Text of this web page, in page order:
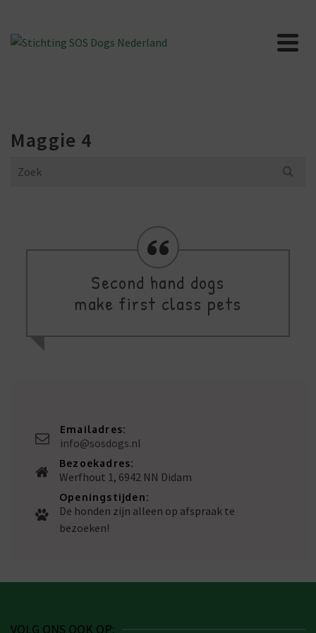
Maggie 4
Search
Second hand dogs
make first class pets
Emailadres:
info@sosdogs.nl
Bezoekadres:
Werfhout 1, 6942 NN Didam
Openingstijden:
De honden zijn alleen op afspraak te
bezoeken!
VOLG ONS OOK OP: